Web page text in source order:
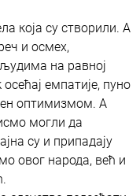
која су створили. А
и осмех,
на равној
емпатије, пуно
оптимизмом. А
могли да
су и припадају
овог народа, већ и